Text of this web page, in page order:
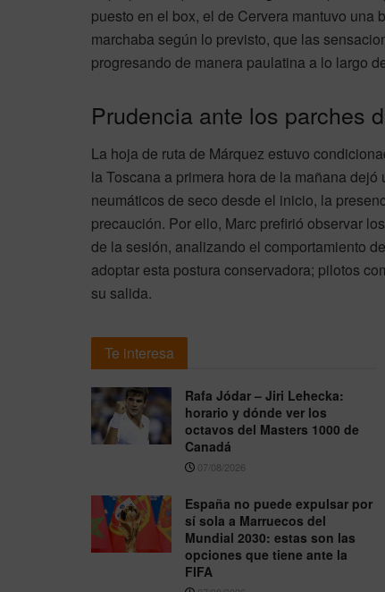
puesto en el box, el de Cervera mantuvo una
marchaba según lo previsto, que las
progresando de manera paulatina a lo largo
Prudencia ante los parches
La hoja de ruta de Márquez estuvo
la Toscana a primera hora de la mañana
neumáticos de seco desde el inicio, la
precaución. Por ello, Marc prefirió observar
de la sesión, analizando el comportamiento
adoptar esta postura conservadora; pilotos
su salida.
Te interesa
Rafa Jódar – Jiri Lehecka:
horario y dónde ver los
octavos del Masters 1000 de
Canadá
07/08/2026
España no puede expulsar por
sí sola a Marruecos del
Mundial 2030: estas son las
opciones que tiene ante la
FIFA